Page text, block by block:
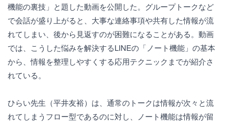
機能の裏技」と題した動画を公開した。グループトークなど
で会話が盛り上がると、大事な連絡事項や共有した情報が流
れてしまい、後から見返すのが困難になることがある。動画
では、こうした悩みを解決するLINEの「ノート機能」の基本
から、情報を整理しやすくする応用テクニックまでが紹介さ
れている。
ひらい先生（平井友裕）は、通常のトークは情報が次々と流
れてしまうフロー型であるのに対し、ノート機能は情報が留